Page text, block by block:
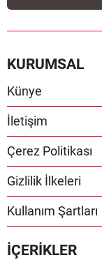
KURUMSAL
Künye
İletişim
Çerez Politikası
Gizlilik İlkeleri
Kullanım Şartları
İÇERİKLER